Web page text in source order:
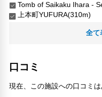
Tomb of Saikaku Ihara -
上本町YUFURA(310m)
地下鉄 谷町九丁目駅
石勝寺町公園(500m)
観音寺(410m)
谷町九丁目駅(420m)
全て
口コミ
現在、この施設への口コミは